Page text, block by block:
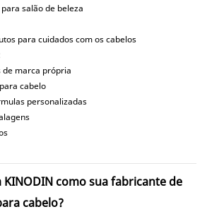
salão de beleza
para cuidados com os cabelos
de marca própria
cabelo
personalizadas
KINODIN como sua fabricante de
cabelo?